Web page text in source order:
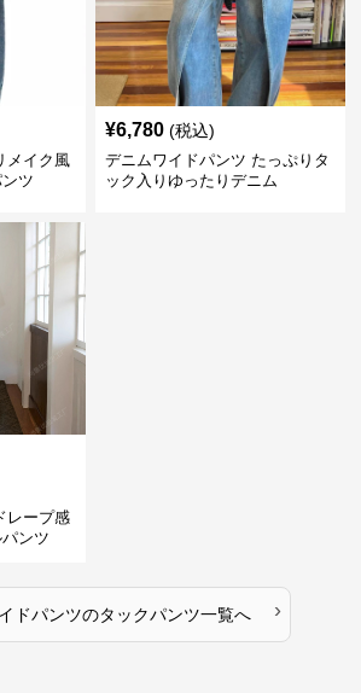
メイク風
ツ
¥6,780 (税込)
デニムワイドパンツ たっぷりタ
ック入りゆったりデニム
レープ感
ンツ
ドパンツのタックパンツ一覧へ ›